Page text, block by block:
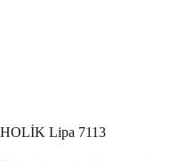
HOLÍK Lipa 7113